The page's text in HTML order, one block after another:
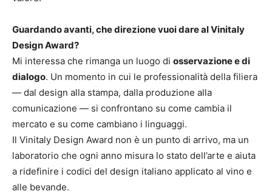
Guardando avanti, che direzione vuoi dare al Vinitaly
Design Award?
Mi interessa che rimanga un luogo di osservazione e di
dialogo. Un momento in cui le professionalità della filiera
— dal design alla stampa, dalla produzione alla
comunicazione — si confrontano su come cambia il
mercato e su come cambiano i linguaggi.
Il Vinitaly Design Award non è un punto di arrivo, ma un
laboratorio che ogni anno misura lo stato dell’arte e aiuta
a ridefinire i codici del design italiano applicato al vino e
alle bevande.